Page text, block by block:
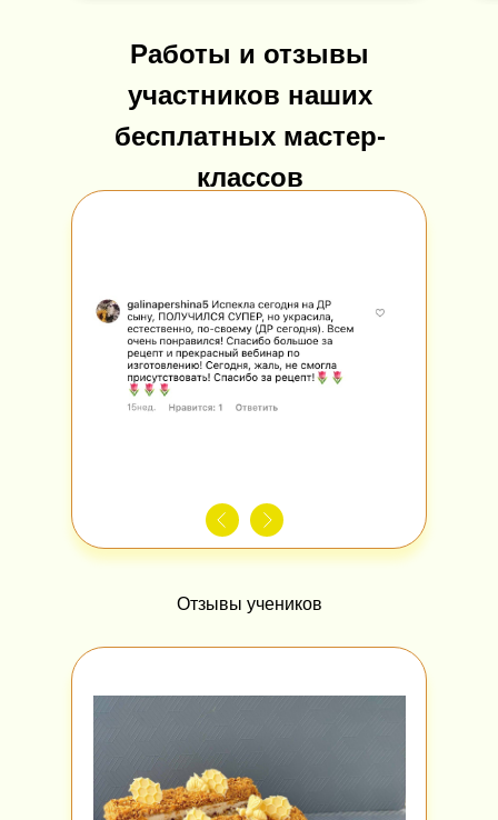
Работы и отзывы
участников наших
бесплатных мастер-
классов
Отзывы учеников